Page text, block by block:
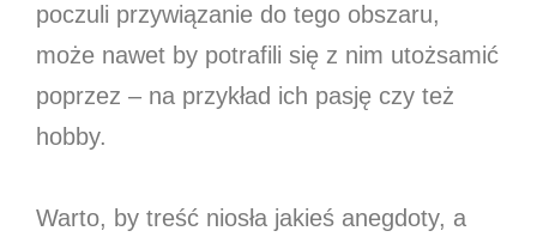
poczuli przywiązanie do tego obszaru,
może nawet by potrafili się z nim utożsamić
poprzez – na przykład ich pasję czy też
hobby.
Warto, by treść niosła jakieś anegdoty, a